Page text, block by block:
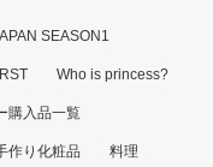
SEASON1
Who is princess?
購入品一覧
作り化粧品 料理